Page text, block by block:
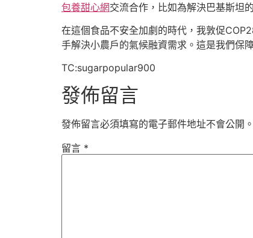
包養甜心網交流合作，比如為解決巴基斯坦
在這個食品不安全加劇的時代，我敦促
手解決小農戶的氣候融資需求。這是我們保
TC:sugarpopular900
發佈留言
發佈留言必須填寫的電子郵件地址不會公開。
留言 *